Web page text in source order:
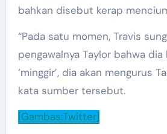
bahkan disebut kerap
“Pada satu momen, Travis
pengawalnya Taylor bahwa dia
‘minggir’, dia akan mengurus
kata sumber tersebut.
[Gambas:Twitter]